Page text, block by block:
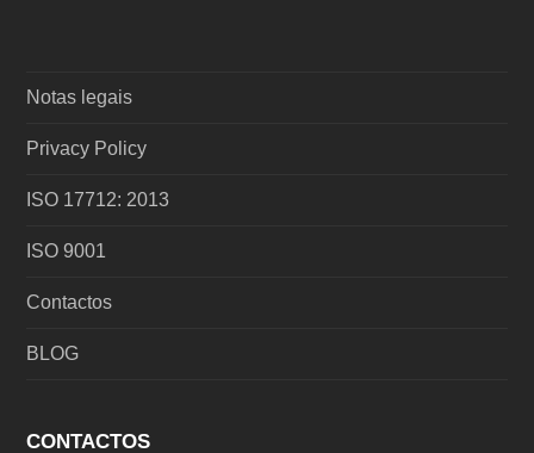
Notas legais
Privacy Policy
ISO 17712: 2013
ISO 9001
Contactos
BLOG
CONTACTOS